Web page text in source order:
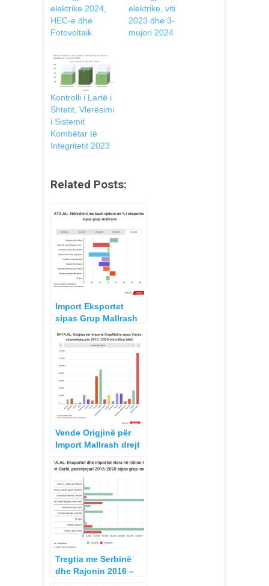
elektrike 2024,
HEC-e dhe
Fotovoltaik
elektrike, viti
2023 dhe 3-
mujori 2024
Kontrolli i Lartë i
Shtetit, Vlerësimi
i Sistemit
Kombëtar të
Integritetit 2023
Related Posts:
Import Eksportet
sipas Grup Mallrash
Vende Origjinë për
Import Mallrash drejt
2020
Tregtia me Serbinë
dhe Rajonin 2016 –